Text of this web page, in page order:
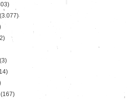
(3.077)
(3)
(167)